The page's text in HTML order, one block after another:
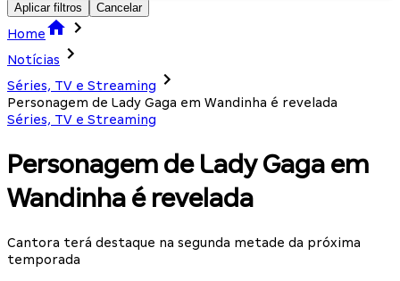
Aplicar filtros Cancelar
Home
Notícias
Séries, TV e Streaming
Personagem de Lady Gaga em Wandinha é revelada
Séries, TV e Streaming
Personagem de Lady Gaga em
Wandinha é revelada
Cantora terá destaque na segunda metade da próxima
temporada